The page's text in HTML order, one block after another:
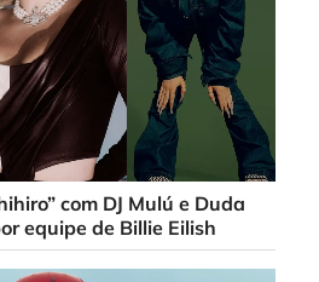
com DJ Mulú e Duda
equipe de Billie Eilish